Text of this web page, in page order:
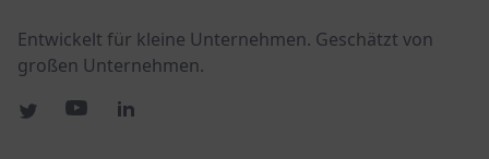
Entwickelt für kleine Unternehmen. Geschätzt von
großen Unternehmen.